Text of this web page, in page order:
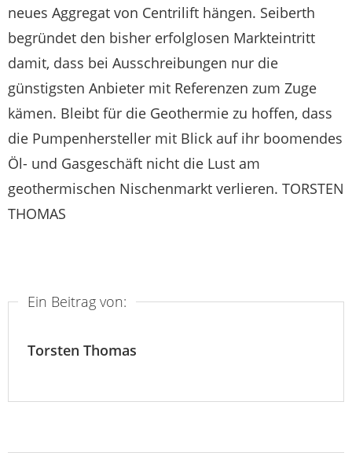
neues Aggregat von Centrilift hängen. Seiberth
begründet den bisher erfolglosen Markteintritt
damit, dass bei Ausschreibungen nur die
günstigsten Anbieter mit Referenzen zum Zuge
kämen. Bleibt für die Geothermie zu hoffen, dass
die Pumpenhersteller mit Blick auf ihr boomendes
Öl- und Gasgeschäft nicht die Lust am
geothermischen Nischenmarkt verlieren. TORSTEN
THOMAS
Ein Beitrag von:
Torsten Thomas